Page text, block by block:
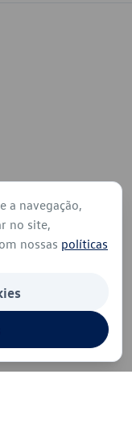
a navegação,
no site,
nossas políticas